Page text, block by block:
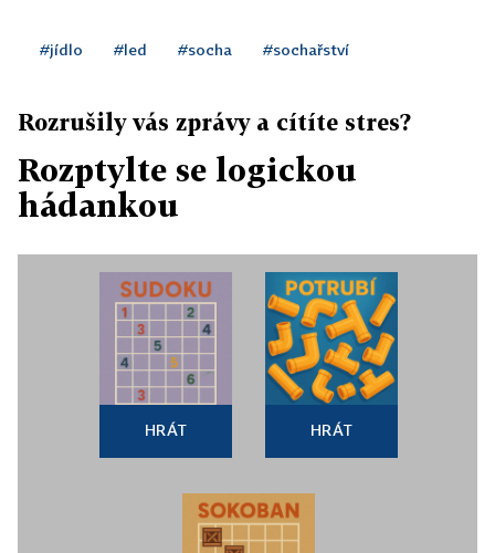
#jídlo #led #socha #sochařství
Rozrušily vás zprávy a cítíte stres?
Rozptylte se logickou
hádankou
HRÁT HRÁT